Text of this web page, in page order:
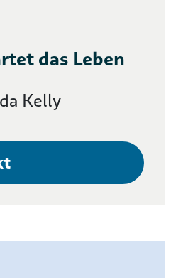
das Leben
Kelly